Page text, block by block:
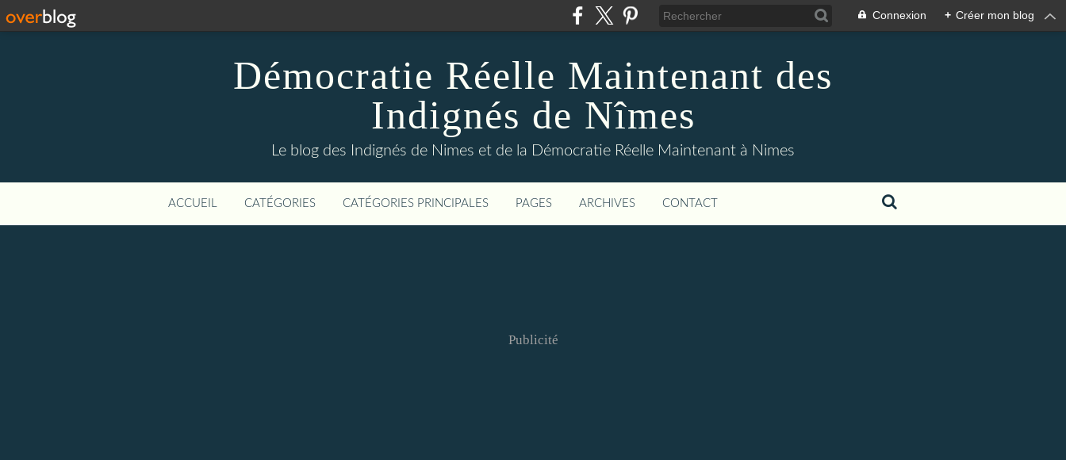
Connexion + Créer mon blog
Démocratie Réelle Maintenant des
Indignés de Nîmes
Le blog des Indignés de Nimes et de la Démocratie Réelle Maintenant à Nimes
ACCUEIL CATÉGORIES CATÉGORIES PRINCIPALES PAGES ARCHIVES CONTACT
Publicité